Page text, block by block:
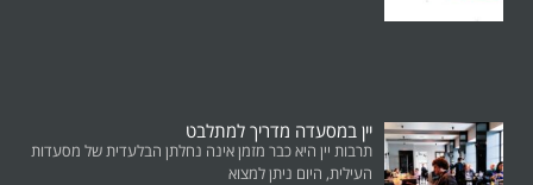
יין במסעדה מדריך למתלבט
תרבות יין היא כבר מזמן אינה נחלתן הבלעדית של מסעדות
העילית, היום ניתן למצוא